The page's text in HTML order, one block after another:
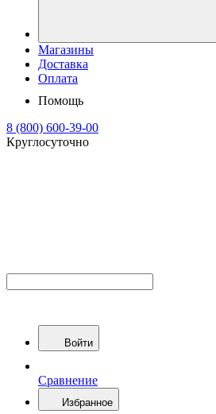
Магазины
Доставка
Оплата
Помощь
8 (800) 600-39-00
Круглосуточно
Войти
Сравнение
Избранное